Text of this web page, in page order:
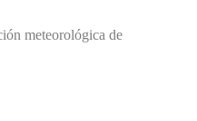
meteorológica de